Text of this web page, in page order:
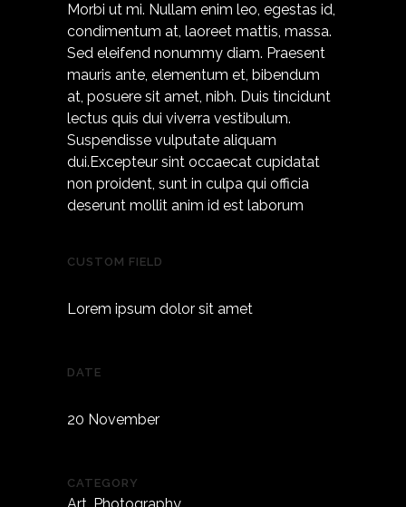
Morbi ut mi. Nullam enim leo, egestas id,
condimentum at, laoreet mattis, massa.
Sed eleifend nonummy diam. Praesent
mauris ante, elementum et, bibendum
at, posuere sit amet, nibh. Duis tincidunt
lectus quis dui viverra vestibulum.
Suspendisse vulputate aliquam
dui.Excepteur sint occaecat cupidatat
non proident, sunt in culpa qui officia
deserunt mollit anim id est laborum
CUSTOM FIELD
Lorem ipsum dolor sit amet
DATE
20 November
CATEGORY